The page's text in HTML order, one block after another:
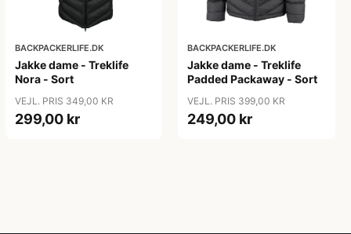
BACKPACKERLIFE.DK
Jakke dame - Treklife
Nora - Sort
VEJL. PRIS 349,00 KR
299,00 kr
BACKPACKERLIFE.DK
Jakke dame - Treklife
Padded Packaway - Sort
VEJL. PRIS 399,00 KR
249,00 kr